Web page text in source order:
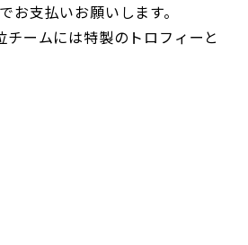
支払いお願いします。
ームには特製のトロフィーと